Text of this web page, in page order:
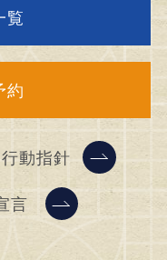
覧
約
動指針
言